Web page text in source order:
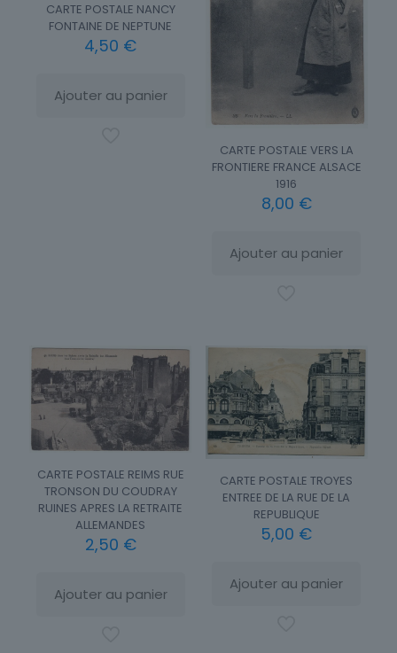
CARTE POSTALE NANCY
FONTAINE DE NEPTUNE
4,50 €
Ajouter au panier
CARTE POSTALE VERS LA
FRONTIERE FRANCE ALSACE
1916
8,00 €
Ajouter au panier
CARTE POSTALE REIMS RUE
TRONSON DU COUDRAY
RUINES APRES LA RETRAITE
ALLEMANDES
2,50 €
Ajouter au panier
CARTE POSTALE TROYES
ENTREE DE LA RUE DE LA
REPUBLIQUE
5,00 €
Ajouter au panier